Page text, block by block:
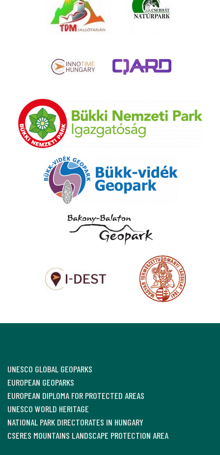
UNESCO GLOBAL GEOPARKS
EUROPEAN GEOPARKS
EUROPEAN DIPLOMA FOR PROTECTED AREAS
UNESCO WORLD HERITAGE
NATIONAL PARK DIRECTORATES IN HUNGARY
CSERES MOUNTAINS LANDSCAPE PROTECTION AREA